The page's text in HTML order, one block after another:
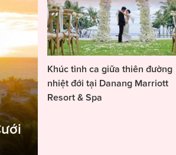
Khúc tình ca giữa thiên đường
nhiệt đới tại Danang Marriott
Resort & Spa